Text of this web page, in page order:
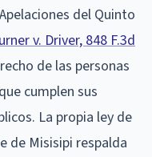
del Quinto
v. Driver, 848 F.3d
de las personas
cumplen sus
La propia ley de
de Misisipi respalda